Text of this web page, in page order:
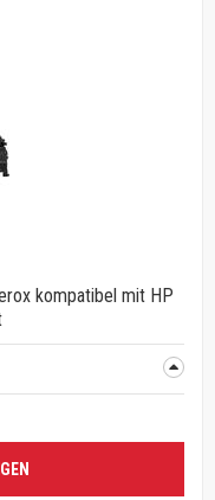
kompatibel mit HP